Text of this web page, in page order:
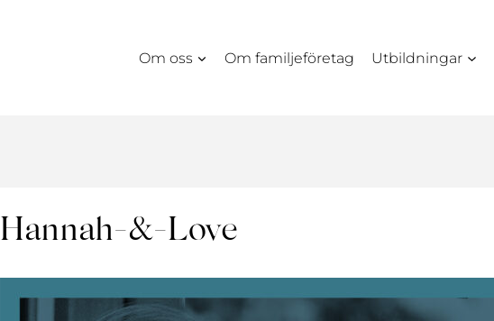
Om oss Om familjeföretag Utbildningar
Hannah-&-Love